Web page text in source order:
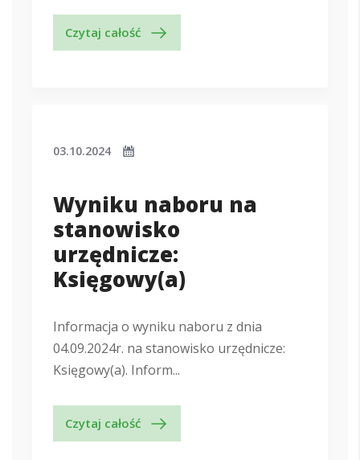
Czytaj całość
03.10.2024
Wyniku naboru na
stanowisko
urzędnicze:
Księgowy(a)
Informacja o wyniku naboru z dnia
04.09.2024r. na stanowisko urzędnicze:
Księgowy(a). Inform...
Czytaj całość